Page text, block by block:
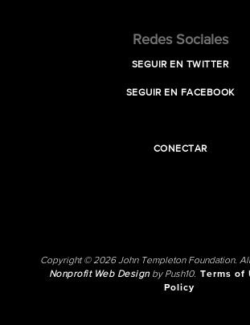
Redes Sociales
SEGUIR EN TWITTER
SEGUIR EN FACEBOOK
CONECTAR
Copyright © 2026 John Templeton Foundation.
Nonprofit Web Designby Push10. Terms of
Policy